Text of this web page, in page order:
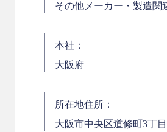
その他メーカー・製造関
本社：
大阪府
所在地住所：
大阪市中央区道修町3丁